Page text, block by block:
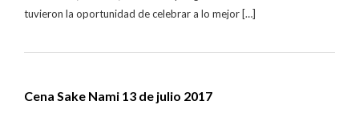
tuvieron la oportunidad de celebrar a lo mejor […]
Cena Sake Nami 13 de julio 2017